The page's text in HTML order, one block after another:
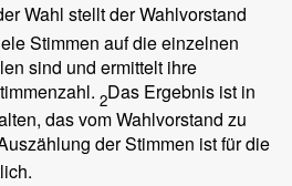
Wahl stellt der Wahlvorstand
Stimmen auf die einzelnen
sind und ermittelt ihre
2Das Ergebnis ist in
das vom Wahlvorstand zu
der Stimmen ist für die